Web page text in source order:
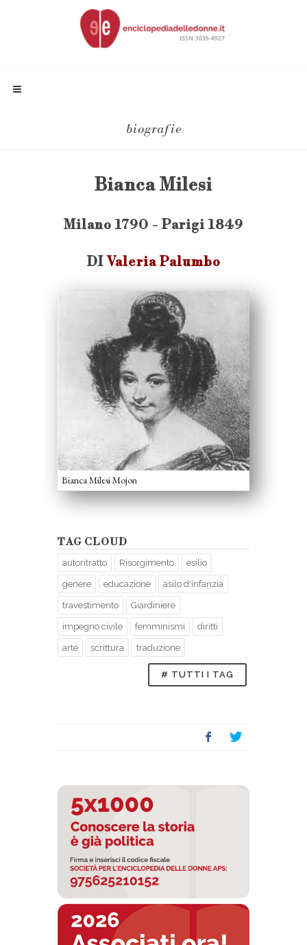
biografie
Bianca Milesi
Milano 1790 - Parigi 1849
DIValeria Palumbo
Bianca Milesi Mojon
TAG CLOUD
autoritratto Risorgimento esilio
genere educazione asilo d'infanzia
travestimento Giardiniere
impegno civile femminismi diritti
arte scrittura traduzione
# TUTTI I TAG